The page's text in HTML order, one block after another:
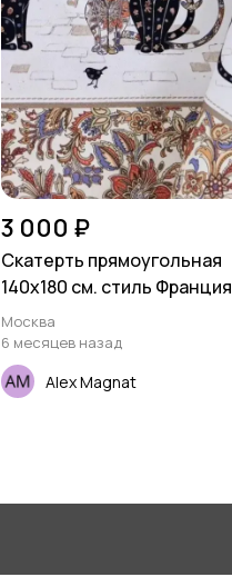
3 000 ₽
Скатерть прямоугольная
140х180 см. стиль Франция
Москва
6 месяцев назад
Alex Magnat